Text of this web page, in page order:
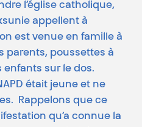
l’église catholique,
appellent à
est venue en famille à
parents, poussettes à
enfants sur le dos.
était jeune et ne
Rappelons que ce
qu’a connue la